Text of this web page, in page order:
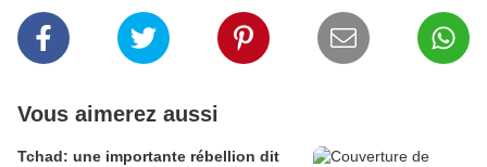
Vous aimerez aussi
Tchad: une importante rébellion dit